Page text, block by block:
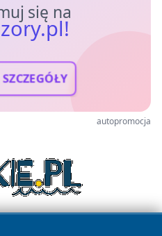
się na
autopromocja